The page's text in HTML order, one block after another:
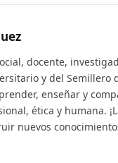
docente,
y del Semillero
enseñar y
ética y humana.
nuevos